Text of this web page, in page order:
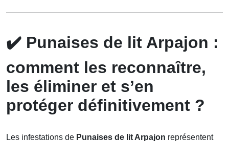
✔️ Punaises de lit Arpajon :
comment les reconnaître,
les éliminer et s’en
protéger définitivement ?
Les infestations de Punaises de lit Arpajon représentent